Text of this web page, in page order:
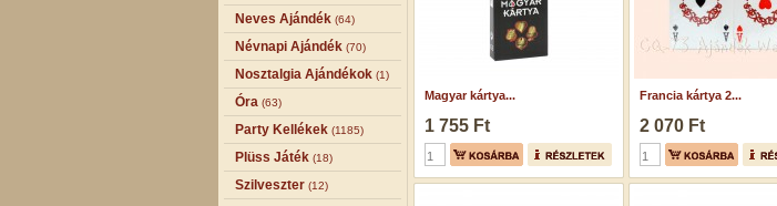
Neves Ajándék (64)
Névnapi Ajándék (70)
Nosztalgia Ajándékok (1)
Óra (63)
Party Kellékek (1185)
Plüss Játék (18)
Szilveszter (12)
Magyar kártya...
1 755 Ft
Francia kártya 2...
2 070 Ft